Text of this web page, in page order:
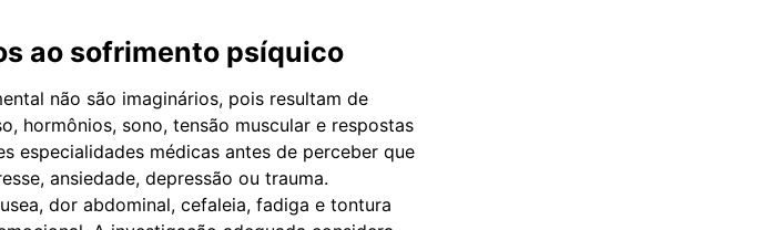
ao sofrimento psíquico
não são imaginários, pois resultam de
hormônios, sono, tensão muscular e respostas
especialidades médicas antes de perceber que
ansiedade, depressão ou trauma.
dor abdominal, cefaleia, fadiga e tontura